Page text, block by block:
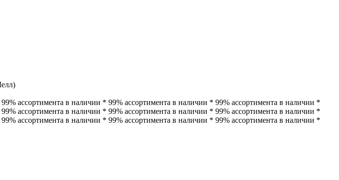
ассортимента в наличии * 99% ассортимента в наличии * 99% ассортимента в наличии *
ассортимента в наличии * 99% ассортимента в наличии * 99% ассортимента в наличии *
ассортимента в наличии * 99% ассортимента в наличии * 99% ассортимента в наличии *